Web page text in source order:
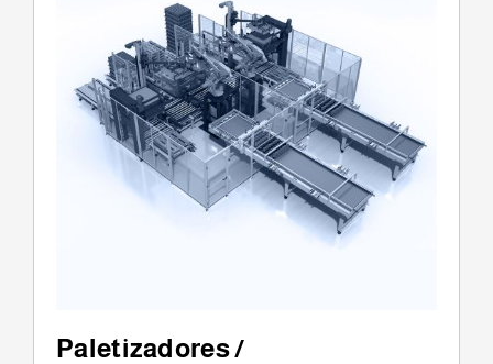
Paletizadores /